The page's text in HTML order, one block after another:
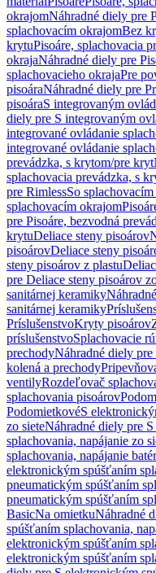
okrajomNáhradné diely pre
splachovacím okrajomBez
krytuPisoáre, splachovacia
okrajaNáhradné diely pre
splachovacieho okrajaPre
pisoáraNáhradné diely pre
pisoáraS integrovaným
diely pre S integrovaným
integrované ovládanie
integrované ovládanie
prevádzka, s krytom/pre kryt
splachovacia prevádzka, s
pre RimlessSo
splachovacím okrajom
pre Pisoáre, bezvodná
krytuDeliace steny pisoárov
pisoárovDeliace steny
steny pisoárov z plastu
pre Deliace steny pisoárov
sanitárnej keramiky
sanitárnej keramiky
PríslušenstvoKryty pisoárov
príslušenstvoSplachovacie
prechodyNáhradné diely
kolená a prechody
ventilyRozdeľovač
splachovania pisoárov
PodomietkovéS
zo sieteNáhradné diely pre
splachovania, napájanie zo
splachovania, napájanie
elektronickým spúšťaním
pneumatickým spúšťaním
pneumatickým spúšťaním
BasicNa omietkuNáhradné
spúšťaním splachovania,
elektronickým spúšťaním
elektronickým spúšťaním